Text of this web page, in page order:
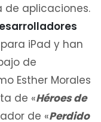
de aplicaciones.
iPad y han
de
Esther Morales
de «Héroes de
de «Perdido